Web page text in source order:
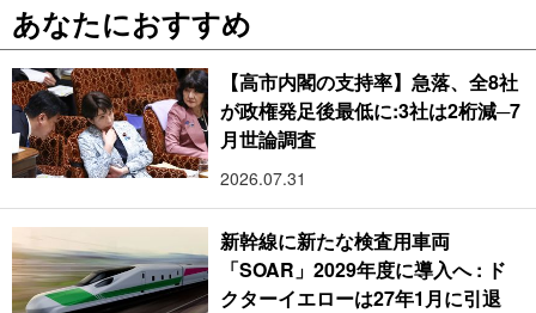
あなたにおすすめ
【高市内閣の支持率】急落、全8社
が政権発足後最低に:3社は2桁減─7
月世論調査
2026.07.31
新幹線に新たな検査用車両
「SOAR」2029年度に導入へ : ド
クターイエローは27年1月に引退